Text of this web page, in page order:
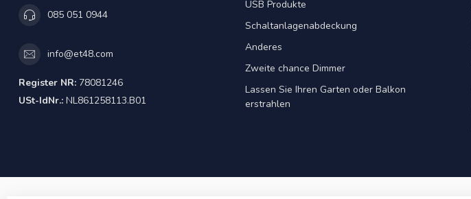
085 051 0944
info@et48.com
Register NR: 78081246
USt-IdNr.: NL861258113.B01
USB Produkte
Schaltanlagenabdeckung
Anderes
Zweite chance Dimmer
Lassen Sie Ihren Garten oder Balkon
erstrahlen